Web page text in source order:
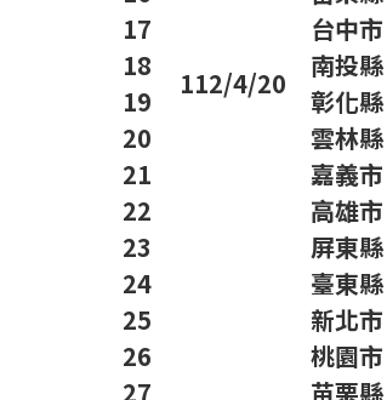
112/4/20
17
台中市
18
南投縣
19
彰化縣
20
雲林縣
21
嘉義市
22
高雄市
23
屏東縣
24
臺東縣
25
新北市
26
桃園市
27
苗栗縣